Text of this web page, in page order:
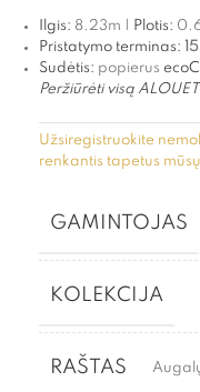
Ilgis: 8.23m | Plotis:
Pristatymo terminas:
15
Sudėtis: popierus
Peržiūrėti visą
Užsiregistruokite
renkantis tapetus
GAMINTOJAS
KOLEKCIJA
RAŠTAS